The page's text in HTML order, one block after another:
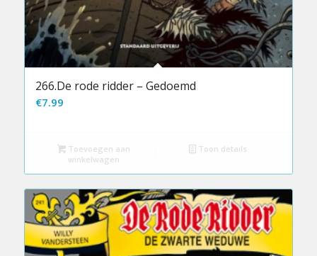
266.De rode ridder – Gedoemd
€7.99
Toevoegen aan
winkelwagen
Toon details